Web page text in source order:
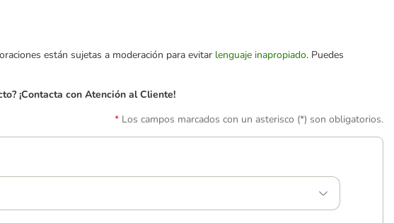
están sujetas a moderación para evitar lenguaje inapropiado. Puedes
¡Contacta con Atención al Cliente!
Los campos marcados con un asterisco (*) son obligatorios.